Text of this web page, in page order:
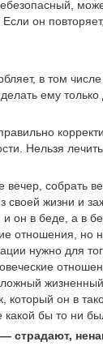
он
в том числе
ему только
Нельзя
собрать
жизни и
и он в беде, а в
отношения, но
нужно для
жизненный
который он в
бы то ни
страдают,